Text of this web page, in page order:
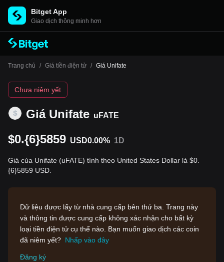
Bitget App
Giao dịch thông minh hơn
Trang chủ / Giá tiền điện tử / Giá Unifate
Giá Unifate uFATE
Chưa niêm yết
$0.{6}5859 USD0.00% 1D
Giá của Unifate (uFATE) tính theo United States Dollar là $0.
{6}5859 USD.
Dữ liệu được lấy từ nhà cung cấp bên thứ ba. Trang này
và thông tin được cung cấp không xác nhận cho bất kỳ
loại tiền điện tử cụ thể nào. Bạn muốn giao dịch các coin
đã niêm yết? Nhấp vào đây
Đăng ký